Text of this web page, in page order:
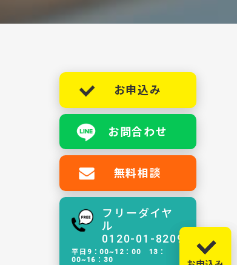
お申込み
お問合わせ
無料相談
フリーダイヤ
ル
0120-01-8209
平日9：00~12：00 13：
00~16：30